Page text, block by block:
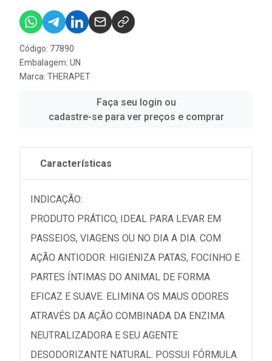
Código: 77890
Embalagem: UN
Marca: THERAPET
Faça seu login ou
cadastre-se para ver preços e comprar
Características
INDICAÇÃO:
PRODUTO PRÁTICO, IDEAL PARA LEVAR EM
PASSEIOS, VIAGENS OU NO DIA A DIA. COM
AÇÃO ANTIODOR. HIGIENIZA PATAS, FOCINHO E
PARTES ÍNTIMAS DO ANIMAL DE FORMA
EFICAZ E SUAVE. ELIMINA OS MAUS ODORES
ATRAVÉS DA AÇÃO COMBINADA DA ENZIMA
NEUTRALIZADORA E SEU AGENTE
DESODORIZANTE NATURAL. POSSUI FÓRMULA